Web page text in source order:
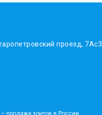
проезд, 7Ас3
продажа зонтов в России